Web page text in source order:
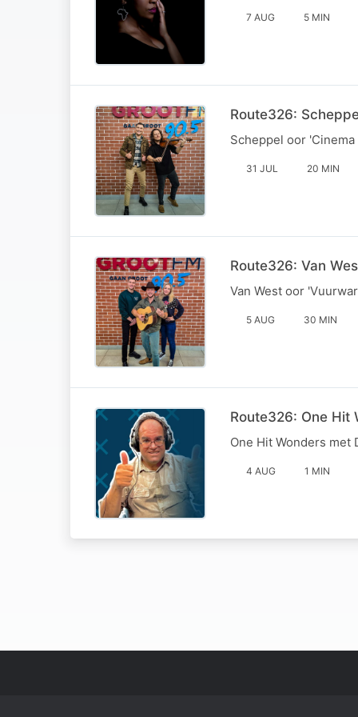
7 AUG 5 MIN
Route326:
Scheppel oor
31 JUL 20 MIN
Route326: Van
Van West oor
5 AUG 30 MIN
Route326: One Hit
One Hit Wonders met
4 AUG 1 MIN